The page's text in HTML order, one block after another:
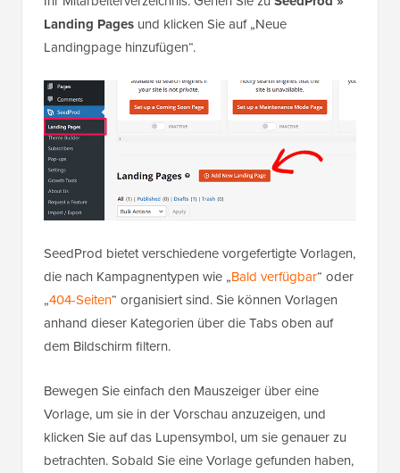
Landing Pages und klicken Sie auf „Neue
Landingpage hinzufügen“.
SeedProd bietet verschiedene vorgefertigte Vorlagen,
die nach Kampagnentypen wie „Bald verfügbar“ oder
„404-Seiten“ organisiert sind. Sie können Vorlagen
anhand dieser Kategorien über die Tabs oben auf
dem Bildschirm filtern.
Bewegen Sie einfach den Mauszeiger über eine
Vorlage, um sie in der Vorschau anzuzeigen, und
klicken Sie auf das Lupensymbol, um sie genauer zu
betrachten. Sobald Sie eine Vorlage gefunden haben,